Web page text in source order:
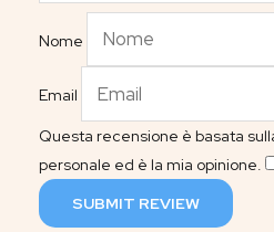
Nome
Email
Questa recensione è basata
personale ed è la mia opinione.
SUBMIT REVIEW